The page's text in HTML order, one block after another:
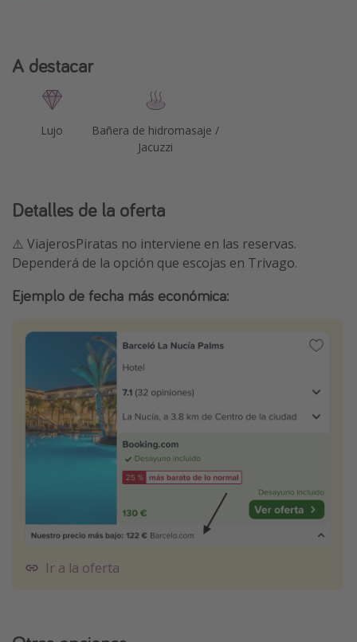
A destacar
Lujo
Bañera de hidromasaje /
Jacuzzi
Detalles de la oferta
⚠️ ViajerosPiratas no interviene en las reservas.
Dependerá de la opción que escojas en Trivago.
Ejemplo de fecha más económica:
Ir a la oferta